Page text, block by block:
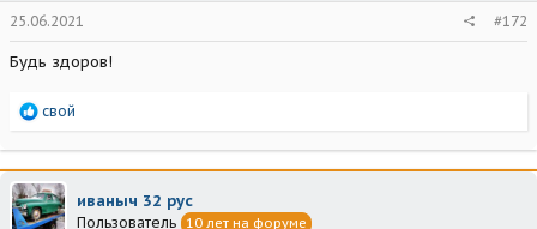
25.06.2021 #172
Будь здоров!
Р
а
к
ц
и
и
свой
иваныч 32 рус
Пользователь 10 лет на форуме